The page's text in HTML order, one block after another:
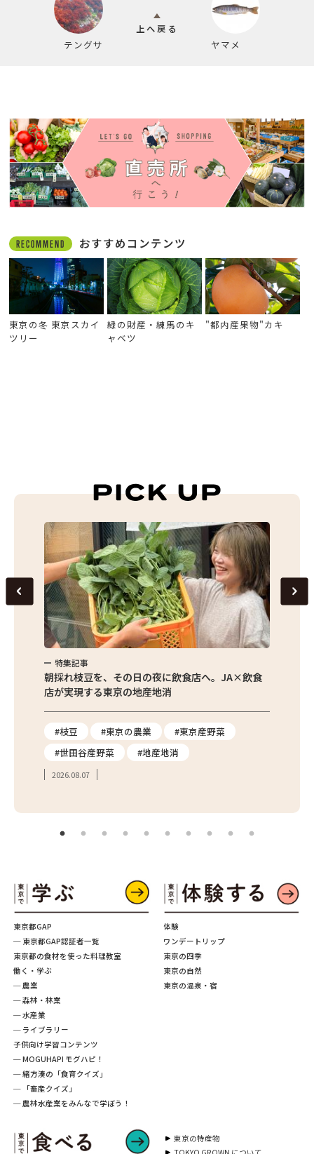
テングサ
上へ戻る
ヤマメ
RECOMMEND おすすめコンテンツ
東京の冬 東京スカイ
ツリー
緑の財産・練馬のキ
ャベツ
"都内産果物"カキ
特集記事
朝採れ枝豆を、その日の夜に飲食店へ。JA×飲食
店が実現する東京の地産地消
#枝豆 #東京の農業
#東京産野菜
#世田谷産野菜
#地産地消
2026.08.07
東京都GAP
─ 東京都GAP認証者一覧
東京都の食材を使った料理教室
働く・学ぶ
─ 農業
─ 森林・林業
─ 水産業
─ ライブラリー
子供向け学習コンテンツ
─ MOGUHAPI モグハピ！
─ 緒方湊の「食育クイズ」
─ 「畜産クイズ」
─ 農林水産業をみんなで学ぼう！
体験
ワンデートリップ
東京の四季
東京の自然
東京の温泉・宿
東京の特産物